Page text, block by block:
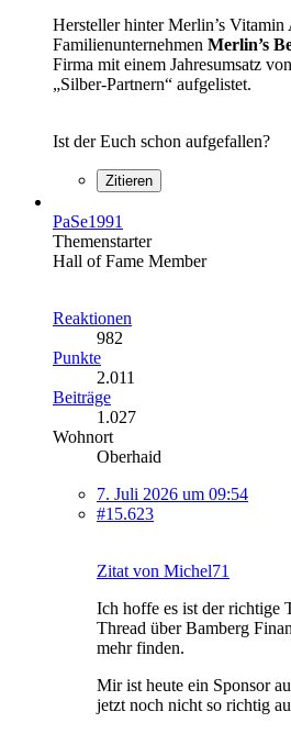
Hersteller hinter Merlin’s Vitamin
Familienunternehmen Merlin’s
Firma mit einem Jahresumsatz
„Silber-Partnern“ aufgelistet.
Ist der Euch schon aufgefallen?
Zitieren
PaSe1991
Themenstarter
Hall of Fame Member
Reaktionen
982
Punkte
2.011
Beiträge
1.027
Wohnort
Oberhaid
7. Juli 2026 um 09:54
#15.623
Zitat von Michel71
Ich hoffe es ist der richtige
Thread über Bamberg
mehr finden.
Mir ist heute ein Sponsor
jetzt noch nicht so richtig